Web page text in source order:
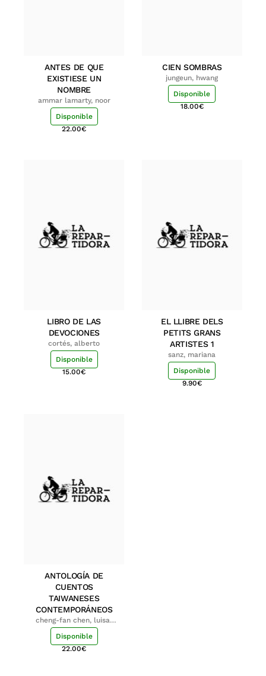
ANTES DE QUE
EXISTIESE UN
NOMBRE
ammar lamarty, noor
Disponible
22.00€
CIEN SOMBRAS
jungeun, hwang
Disponible
18.00€
LIBRO DE LAS
DEVOCIONES
cortés, alberto
Disponible
15.00€
EL LLIBRE DELS
PETITS GRANS
ARTISTES 1
sanz, mariana
Disponible
9.90€
ANTOLOGÍA DE
CUENTOS
TAIWANESES
CONTEMPORÁNEOS
cheng-fan chen, luisa;
shu-ying chang, luisa
Disponible
22.00€